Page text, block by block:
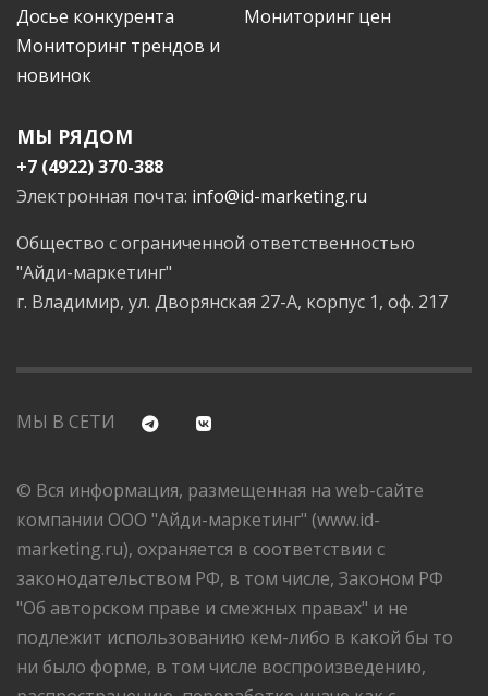
Досье конкурента
Мониторинг цен
Мониторинг трендов и
новинок
МЫ РЯДОМ
+7 (4922) 370-388
Электронная почта: info@id-marketing.ru
Общество с ограниченной ответственностью
"Айди-маркетинг"
г. Владимир, ул. Дворянская 27-А, корпус 1, оф. 217
МЫ В СЕТИ
© Вся информация, размещенная на web-сайте
компании ООО "Айди-маркетинг" (www.id-
marketing.ru), охраняется в соответствии с
законодательством РФ, в том числе, Законом РФ
"Об авторском праве и смежных правах" и не
подлежит использованию кем-либо в какой бы то
ни было форме, в том числе воспроизведению,